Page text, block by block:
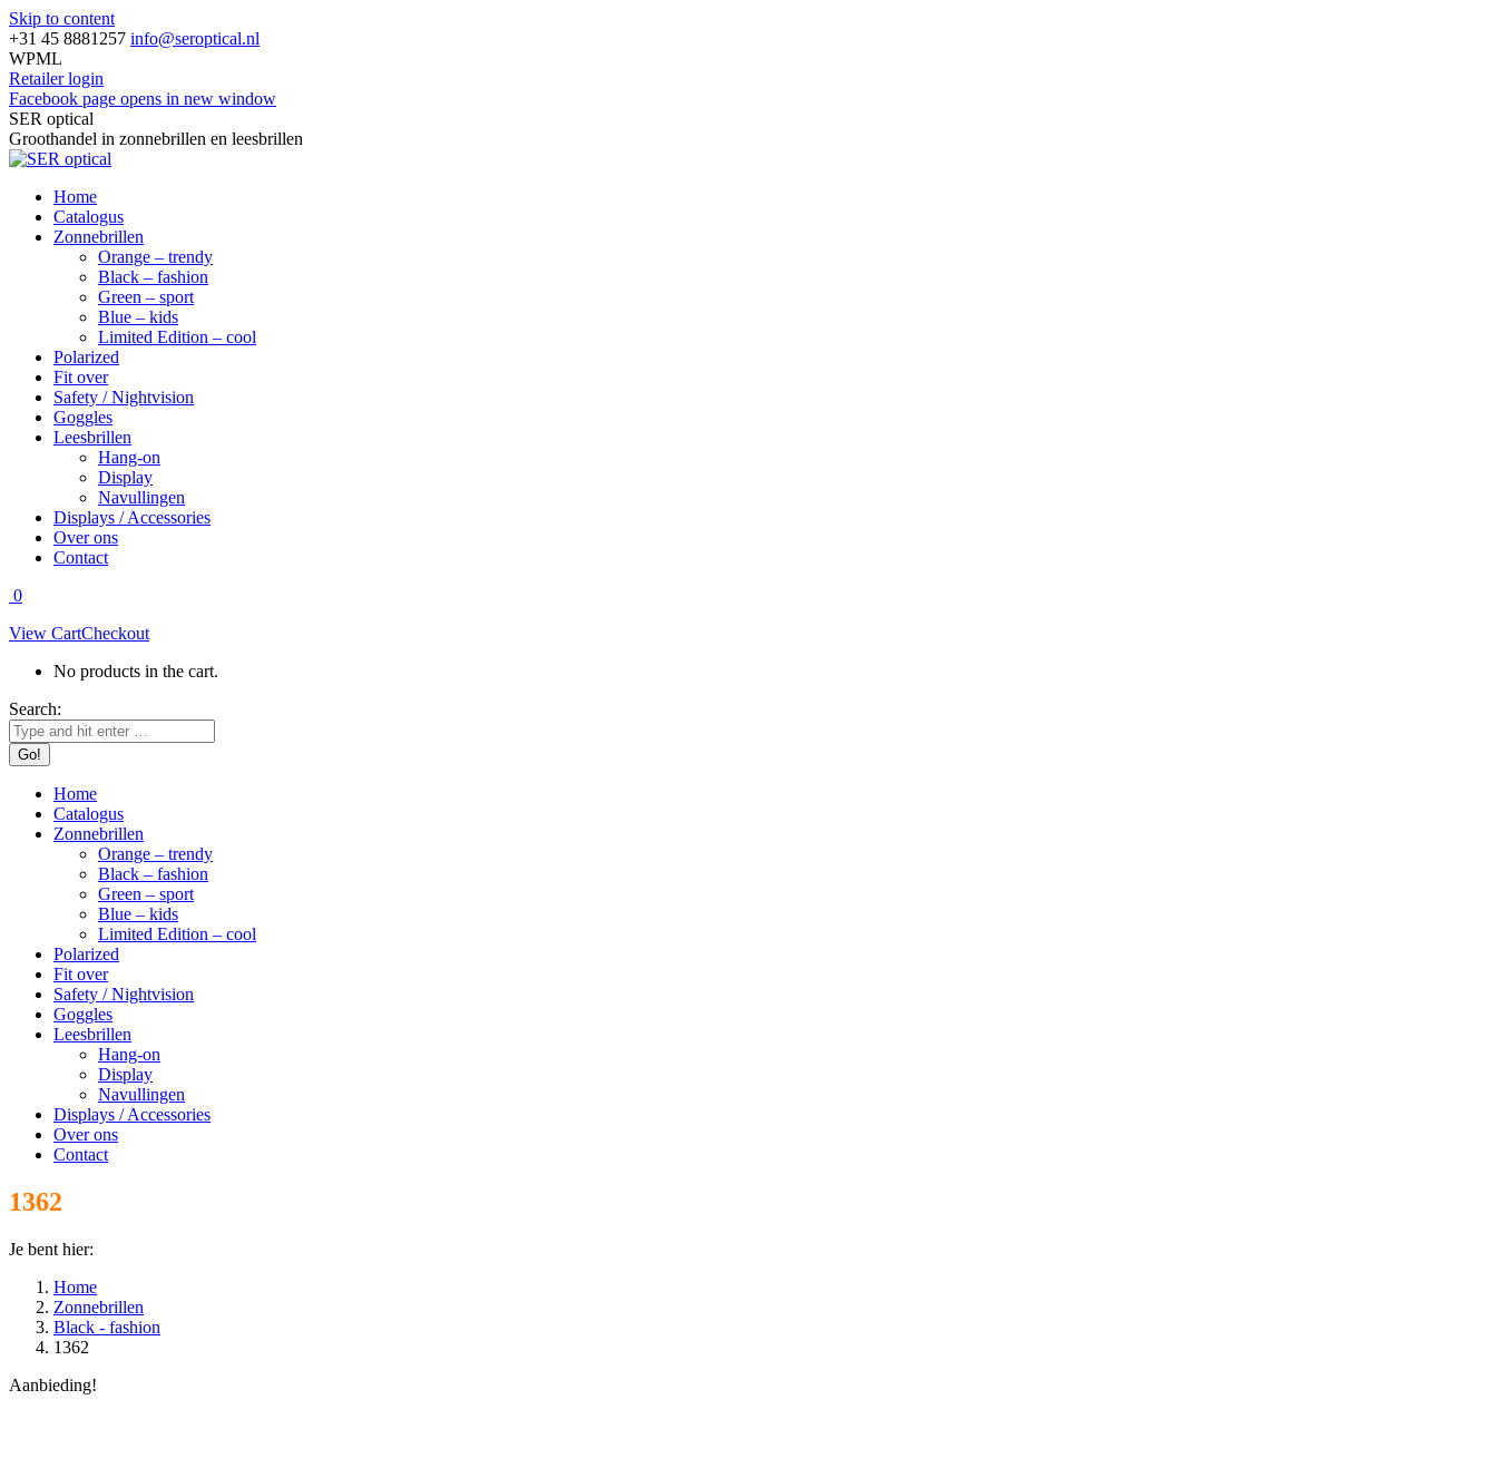
Skip to content
+31 45 8881257 info@seroptical.nl
WPML
Retailer login
Facebook page opens in new window
SER optical
Groothandel in zonnebrillen en leesbrillen
Home
Catalogus
Zonnebrillen
Orange – trendy
Black – fashion
Green – sport
Blue – kids
Limited Edition – cool
Polarized
Fit over
Safety / Nightvision
Goggles
Leesbrillen
Hang-on
Display
Navullingen
Displays / Accessories
Over ons
Contact
0
View CartCheckout
No products in the cart.
Search:
Home
Catalogus
Zonnebrillen
Orange – trendy
Black – fashion
Green – sport
Blue – kids
Limited Edition – cool
Polarized
Fit over
Safety / Nightvision
Goggles
Leesbrillen
Hang-on
Display
Navullingen
Displays / Accessories
Over ons
Contact
1362
Je bent hier:
Home
Zonnebrillen
Black - fashion
1362
Aanbieding!